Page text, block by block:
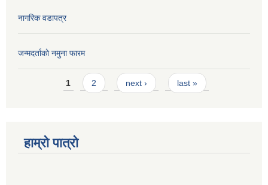
नागरिक वडापत्र
जन्मदर्ताकाे नमुना फारम
Pages1 2 next › last »
हाम्रो पात्रो